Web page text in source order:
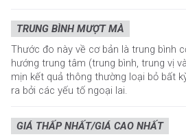
TRUNG BÌNH MƯỢT MÀ
Thước đo này về cơ bản là trung bình
hướng trung tâm (trung bình, trung vị
mịn kết quả thông thường loại bỏ bất
ra bởi các yếu tố ngoại lai.
GIÁ THẤP NHẤT/GIÁ CAO NHẤT